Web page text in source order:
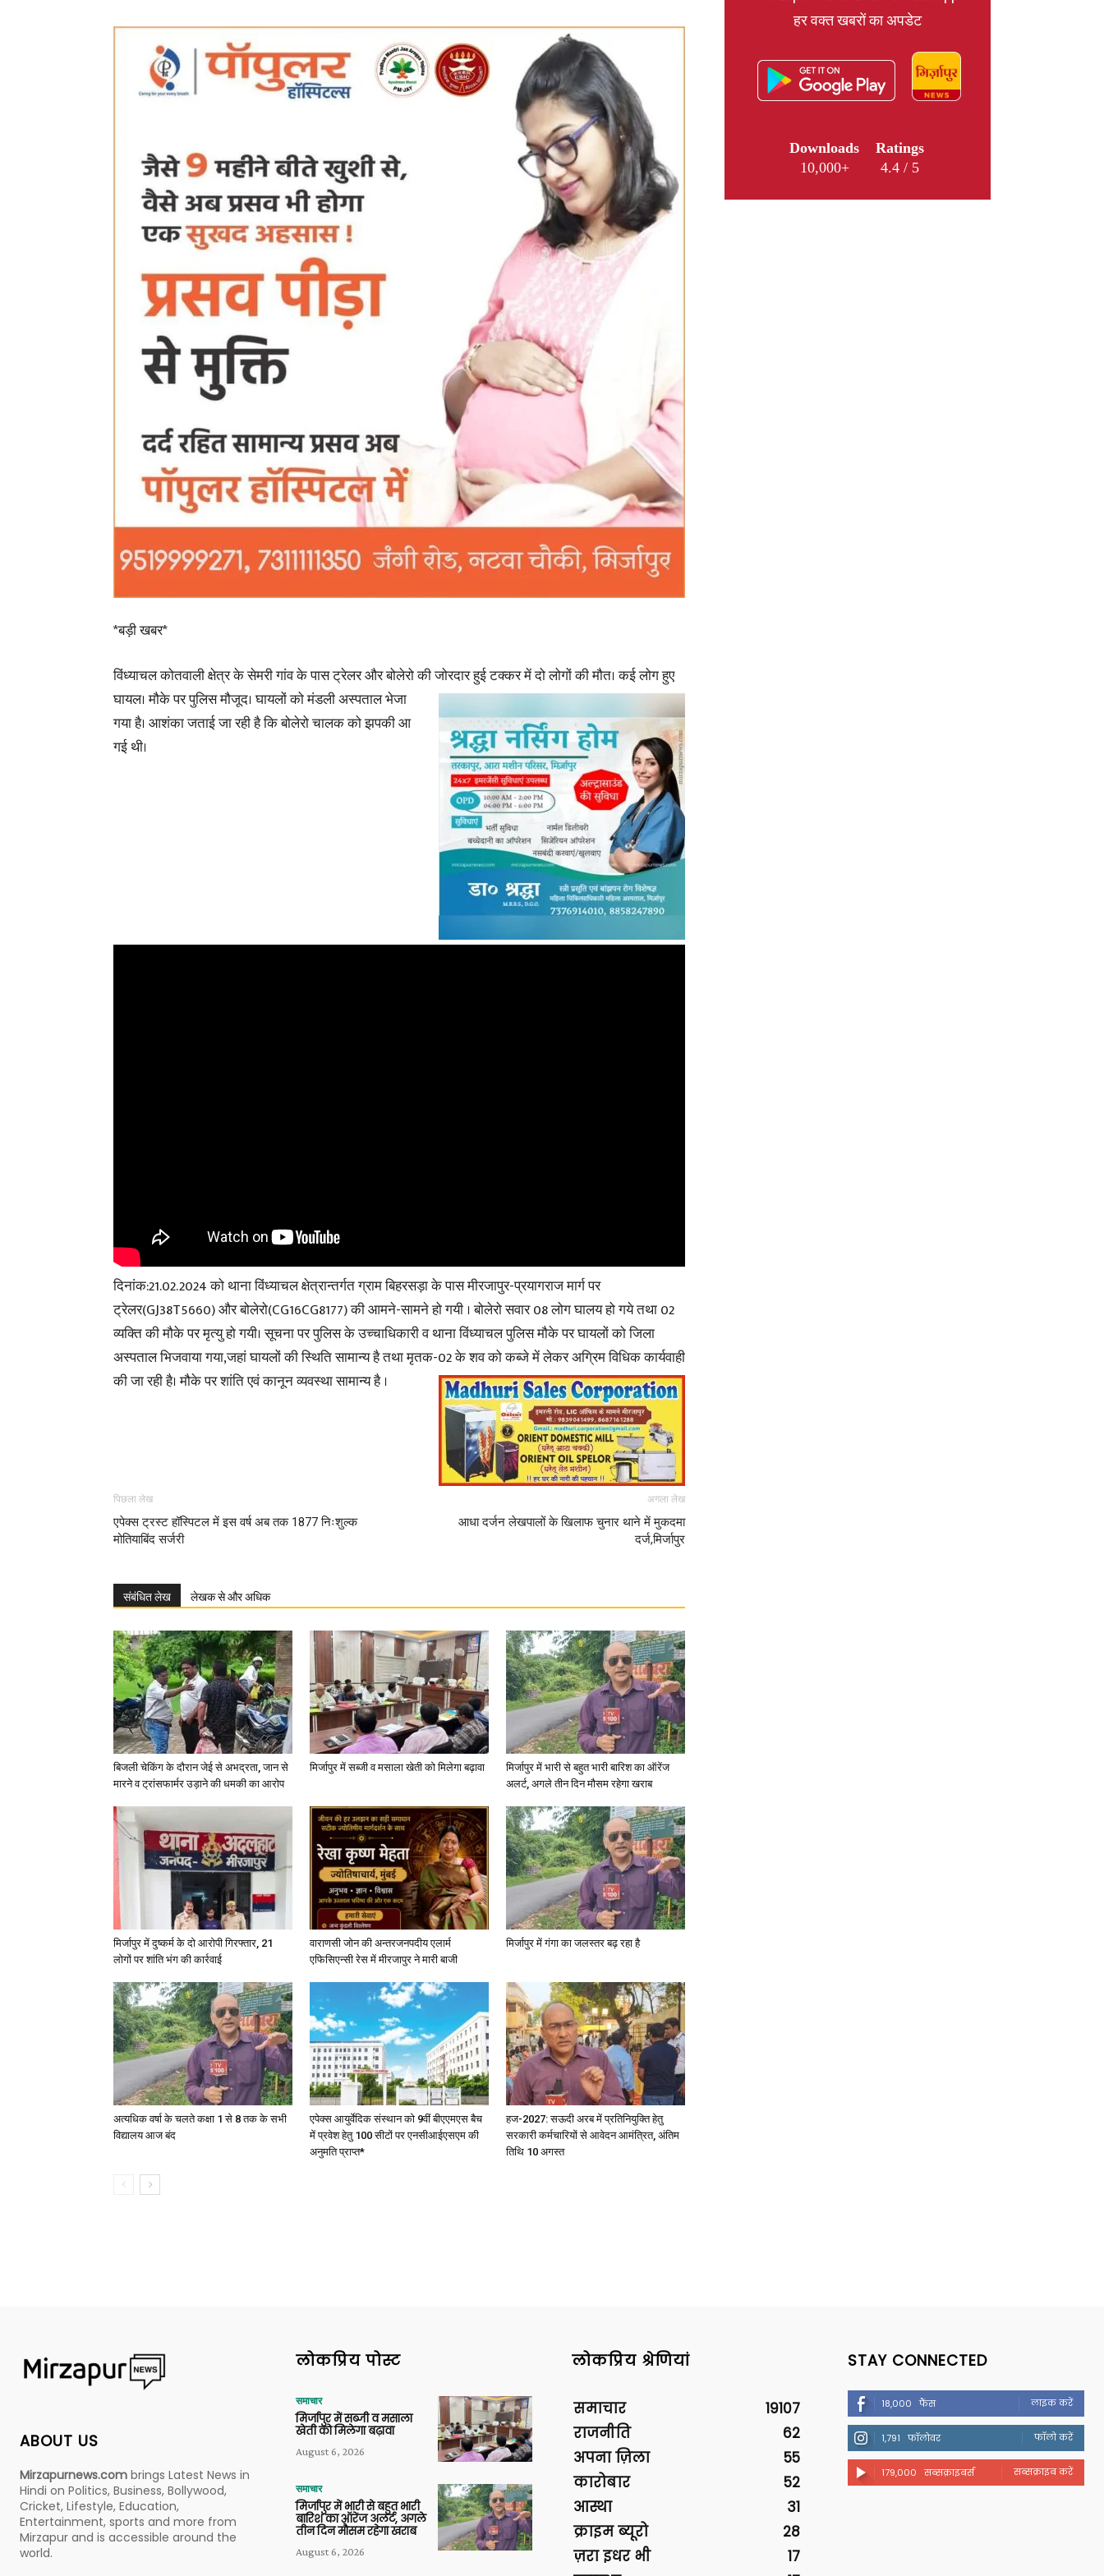
News,
Latest
News
Hindi,
Hindi
News
Paper
*बड़ी खबर*
विंध्याचल कोतवाली क्षेत्र के सेमरी गांव के पास ट्रेलर और बोलेरो की जोरदार हुई टक्कर में दो लोगों की मौत। कई लोग हुए
घायल। मौके पर पुलिस मौजूद। घायलों को मंडली अस्पताल भेजा
गया है। आशंका जताई जा रही है कि बोलेरो चालक को झपकी आ
गई थी।
दिनांक:21.02.2024 को थाना विंध्याचल क्षेत्रान्तर्गत ग्राम बिहरसड़ा के पास मीरजापुर-प्रयागराज मार्ग पर
ट्रेलर(GJ38T5660) और बोलेरो(CG16CG8177) की आमने-सामने हो गयी । बोलेरो सवार 08 लोग घालय हो गये तथा 02
व्यक्ति की मौके पर मृत्यु हो गयी। सूचना पर पुलिस के उच्चाधिकारी व थाना विंध्याचल पुलिस मौके पर घायलों को जिला
अस्पताल भिजवाया गया,जहां घायलों की स्थिति सामान्य है तथा मृतक-02 के शव को कब्जे में लेकर अग्रिम विधिक कार्यवाही
की जा रही है। मौके पर शांति एवं कानून व्यवस्था सामान्य है ।
पिछला लेख
एपेक्स ट्रस्ट हॉस्पिटल में इस वर्ष अब तक 1877 निःशुल्क
मोतियाबिंद सर्जरी
अगला लेख
आधा दर्जन लेखपालों के खिलाफ चुनार थाने में मुकदमा
दर्ज,मिर्जापुर
संबंधित लेख लेखक से और अधिक
बिजली चेकिंग के दौरान जेई से अभद्रता, जान से
मारने व ट्रांसफार्मर उड़ाने की धमकी का आरोप
मिर्जापुर में सब्जी व मसाला खेती को मिलेगा बढ़ावा
मिर्जापुर में भारी से बहुत भारी बारिश का ऑरेंज
अलर्ट, अगले तीन दिन मौसम रहेगा खराब
मिर्जापुर में दुष्कर्म के दो आरोपी गिरफ्तार, 21
लोगों पर शांति भंग की कार्रवाई
वाराणसी जोन की अन्तरजनपदीय एलार्म
एफिसिएन्सी रेस में मीरजापुर ने मारी बाजी
मिर्जापुर में गंगा का जलस्तर बढ़ रहा है
अत्यधिक वर्षा के चलते कक्षा 1 से 8 तक के सभी
विद्यालय आज बंद
एपेक्स आयुर्वेदिक संस्थान को 9वीं बीएएमएस बैच
में प्रवेश हेतु 100 सीटों पर एनसीआईएसएम की
अनुमति प्राप्त*
हज-2027: सऊदी अरब में प्रतिनियुक्ति हेतु
सरकारी कर्मचारियों से आवेदन आमंत्रित, अंतिम
तिथि 10 अगस्त
हर वक्त खबरों का अपडेट
Downloads
10,000+
Ratings
4.4 / 5
ABOUT US
Mirzapurnews.com brings Latest News in
Hindi on Politics, Business, Bollywood,
Cricket, Lifestyle, Education,
Entertainment, sports and more from
Mirzapur and is accessible around the
world.
लोकप्रिय पोस्ट
समाचार
मिर्जापुर में सब्जी व मसाला
खेती को मिलेगा बढ़ावा
August 6, 2026
समाचार
मिर्जापुर में भारी से बहुत भारी
बारिश का ऑरेंज अलर्ट, अगले
तीन दिन मौसम रहेगा खराब
August 6, 2026
लोकप्रिय श्रेणियां
समाचार
19107
राजनीति
62
अपना ज़िला
55
कारोबार
52
आस्था
31
क्राइम ब्यूरो
28
ज़रा इधर भी
17
STAY CONNECTED
18,000 फैंस लाइक करें
1,791 फॉलोवर फॉलो करें
179,000 सब्सक्राइबर्स सब्सक्राइब करें